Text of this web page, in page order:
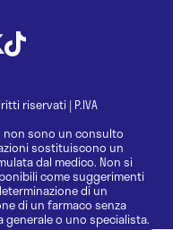
riservati| P.IVA
sono un consulto
sostituiscono un
dal medico. Non si
come suggerimenti
di un
di un farmaco senza
o uno specialista.